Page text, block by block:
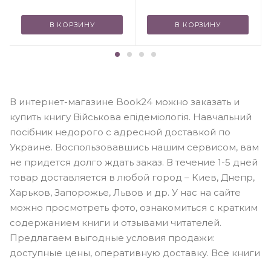
В КОРЗИНУ В КОРЗИНУ
В интернет-магазине Book24 можно заказать и
купить книгу Військова епідеміологія. Навчальний
посібник недорого с адресной доставкой по
Украине. Воспользовавшись нашим сервисом, вам
не придется долго ждать заказ. В течение 1-5 дней
товар доставляется в любой город – Киев, Днепр,
Харьков, Запорожье, Львов и др. У нас на сайте
можно просмотреть фото, ознакомиться с кратким
содержанием книги и отзывами читателей.
Предлагаем выгодные условия продажи:
доступные цены, оперативную доставку. Все книги